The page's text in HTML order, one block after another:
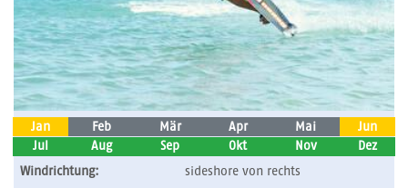
Jan Feb Mär Apr Mai
Jun
Jul
Aug Sep Okt Nov
Dez
Windrichtung:
sideshore von rechts